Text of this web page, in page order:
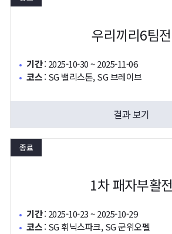
우리끼리6팀전
기간: 2025-10-30 ~ 2025-11-06
코스: SG 밸리스톤, SG 브레이브
결과 보기
종료
1차 패자부활전
기간: 2025-10-23 ~ 2025-10-29
코스: SG 휘닉스파크, SG 군위오펠